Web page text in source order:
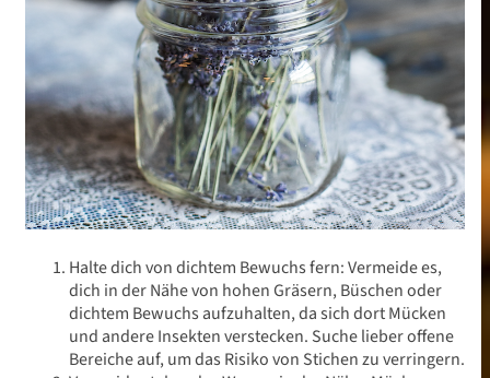
Halte dich von dichtem Bewuchs fern: Vermeide es,
dich in der Nähe von hohen Gräsern, Büschen oder
dichtem Bewuchs aufzuhalten, da sich dort Mücken
und andere Insekten verstecken. Suche lieber offene
Bereiche auf, um das Risiko von Stichen zu verringern.